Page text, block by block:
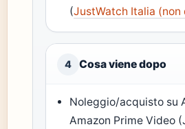
(JustWatch Italia (non
4 Cosa viene dopo
Noleggio/acquisto su
Amazon Prime Video